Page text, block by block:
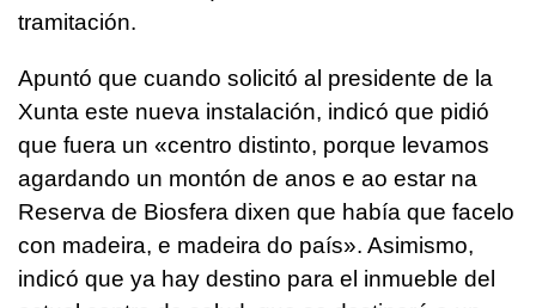
tramitación.
Apuntó que cuando solicitó al presidente de la
Xunta este nueva instalación, indicó que pidió
que fuera un «centro distinto, porque levamos
agardando un montón de anos e ao estar na
Reserva de Biosfera dixen que había que facelo
con madeira, e madeira do país». Asimismo,
indicó que ya hay destino para el inmueble del